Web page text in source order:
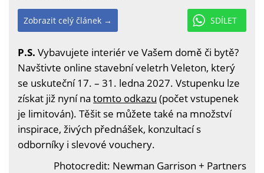
SDÍLET
Zobrazit celý článek →
P.S. Vybavujete interiér ve Vašem domě či bytě?
Navštivte online stavební veletrh Veleton, který
se uskuteční 17. – 31. ledna 2027. Vstupenku lze
získat již nyní na tomto odkazu (počet vstupenek
je limitován). Těšit se můžete také na množství
inspirace, živých přednášek, konzultací s
odborníky i slevové vouchery.
Photocredit: Newman Garrison + Partners